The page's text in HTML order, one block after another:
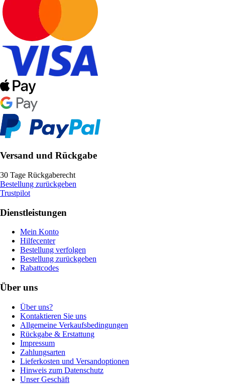
Versand und Rückgabe
30 Tage Rückgaberecht
Bestellung zurückgeben
Trustpilot
Dienstleistungen
Mein Konto
Hilfecenter
Bestellung verfolgen
Bestellung zurückgeben
Rabattcodes
Über uns
Über uns?
Kontaktieren Sie uns
Allgemeine Verkaufsbedingungen
Rückgabe & Erstattung
Impressum
Zahlungsarten
Lieferkosten und Versandoptionen
Hinweis zum Datenschutz
Unser Geschäft